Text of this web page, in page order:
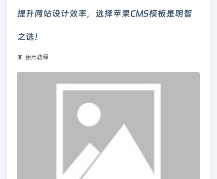
提升网站设计效率，选择苹果CMS模板是明智
之选！
使用教程